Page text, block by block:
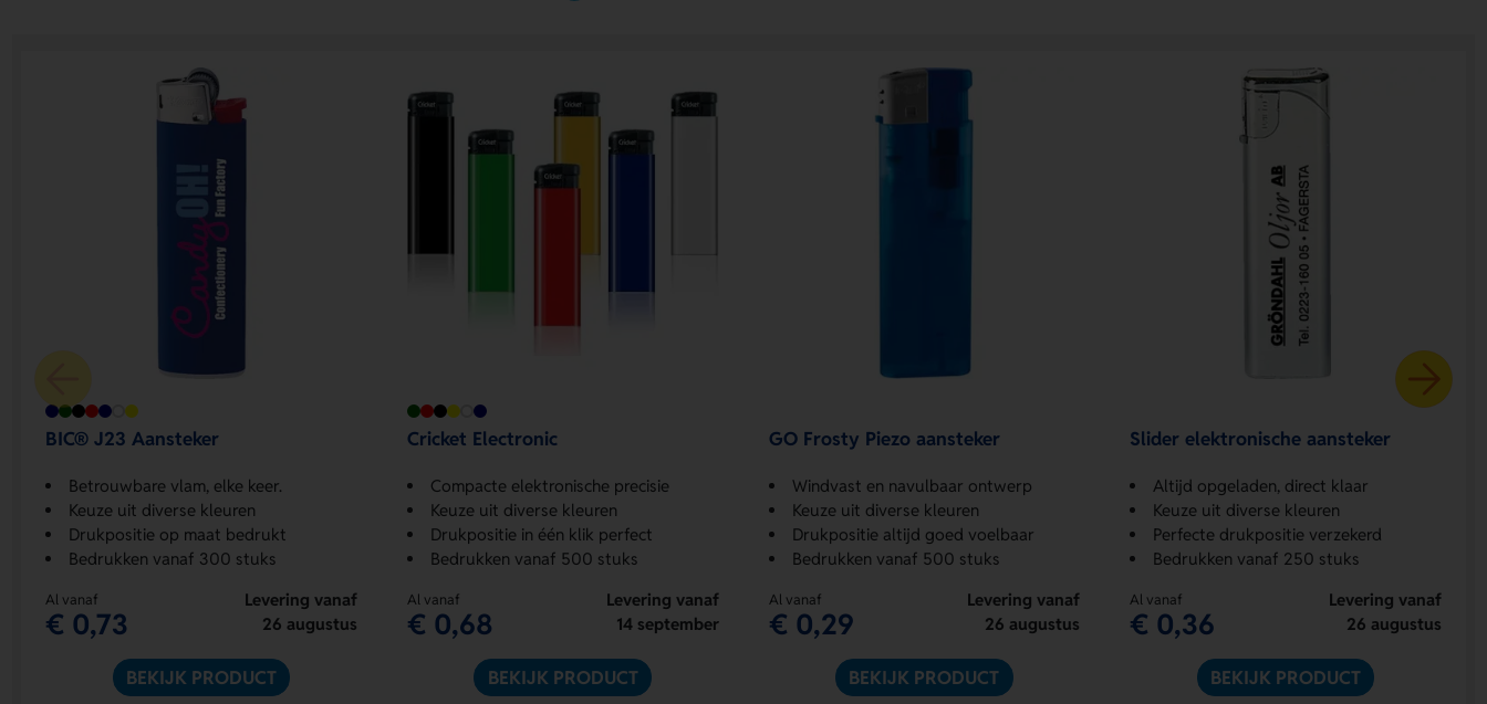
BIC® J23 Aansteker
Betrouwbare vlam, elke keer.
Keuze uit diverse kleuren
Drukpositie op maat bedrukt
Bedrukken vanaf 300 stuks
Al vanaf
€ 0,73
Levering vanaf
26 augustus
BEKIJK PRODUCT
Cricket Electronic
Compacte elektronische precisie
Keuze uit diverse kleuren
Drukpositie in één klik perfect
Bedrukken vanaf 500 stuks
Al vanaf
€ 0,68
Levering vanaf
14 september
BEKIJK PRODUCT
GO Frosty Piezo aansteker
Windvast en navulbaar ontwerp
Keuze uit diverse kleuren
Drukpositie altijd goed voelbaar
Bedrukken vanaf 500 stuks
Al vanaf
€ 0,29
Levering vanaf
26 augustus
BEKIJK PRODUCT
Slider elektronische aansteker
Altijd opgeladen, direct klaar
Keuze uit diverse kleuren
Perfecte drukpositie verzekerd
Bedrukken vanaf 250 stuks
Al vanaf
€ 0,36
Levering vanaf
26 augustus
BEKIJK PRODUCT